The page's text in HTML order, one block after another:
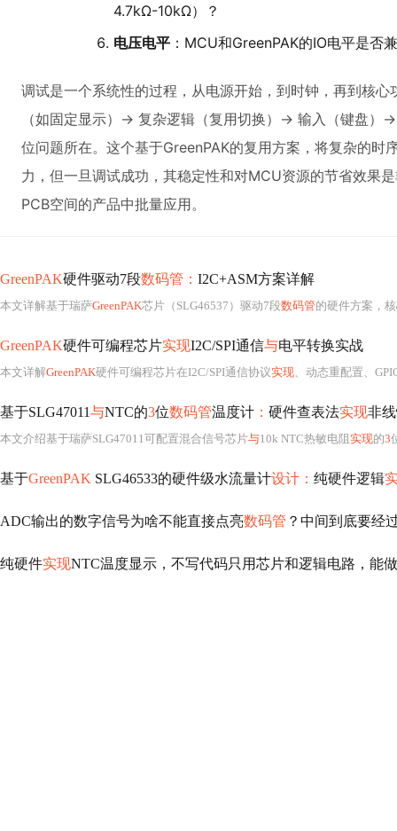
4.7kΩ-10kΩ）？
电压电平 ：MCU和GreenPAK的IO电平是否
调试是一个系统性的过程，从电源开始，到时钟，再到核
（如固定显示）-> 复杂逻辑（复用切换）-> 输入（键盘）
位问题所在。这个基于GreenPAK的复用方案，将复杂的时
力，但一旦调试成功，其稳定性和对MCU资源的节省效果
PCB空间的产品中批量应用。
GreenPAK硬件驱动7段数码管： I2C+ASM方案详解
本文详解基于瑞萨GreenPAK芯片（SLG46537）驱动7段数码管的硬件方案，
GreenPAK硬件可编程芯片实现I2C/SPI通信与电平转换实战
本文详解GreenPAK硬件可编程芯片在I2C/SPI通信协议实现、动态重配置、GPIO扩展、串并转换
基于SLG47011与NTC的3位数码管温度计 ： 硬件查表法实现非
本文介绍基于瑞萨SLG47011可配置混合信号芯片与10k NTC热敏电阻 实现的3
基于GreenPAK SLG46533的硬件级水流量计设计： 纯硬件逻辑
ADC输出的数字信号为啥不能直接点亮数码管 ？中间到底要经
纯硬件实现NTC温度显示，不写代码只用芯片和逻辑电路，能